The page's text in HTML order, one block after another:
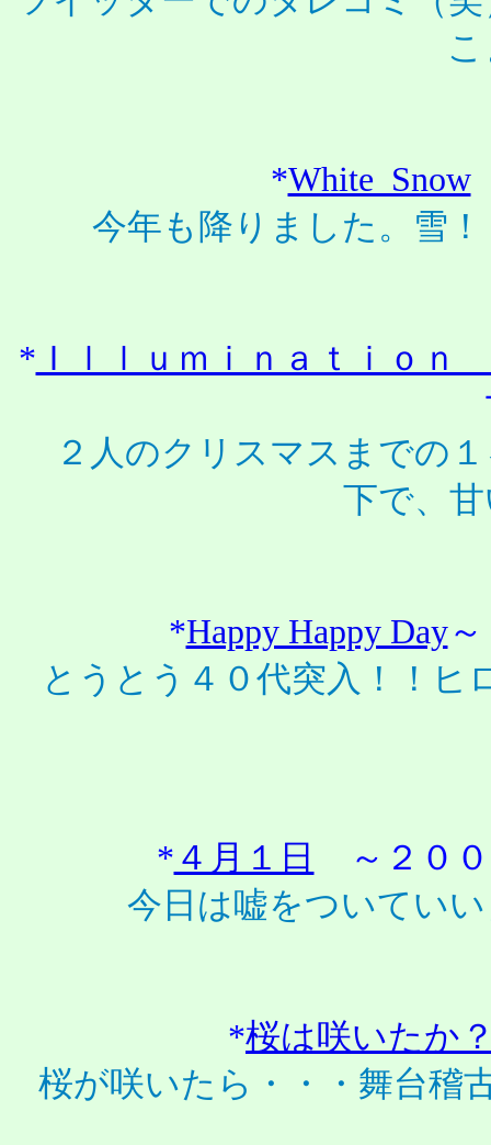
*White Snow
今年も降りました。雪
* Ｉｌｌｕｍｉｎａｔｉｏｎ
２人のクリスマスまでの
下で、
*Happy Happy Day
とうとう４０代突入！！ヒ
* ４月１日
～２０
今日は嘘をついてい
*桜は咲いたか
桜が咲いたら・・・舞台稽